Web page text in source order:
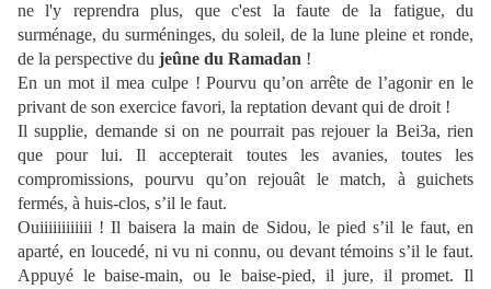
ne l'y reprendra plus, que c'est la faute de la fatigue, du
surménage, du surméninges, du soleil, de la lune pleine et ronde,
de la perspective du jeûne du Ramadan !
En un mot il mea culpe ! Pourvu qu’on arrête de l’agonir en le
privant de son exercice favori, la reptation devant qui de droit !
Il supplie, demande si on ne pourrait pas rejouer la Bei3a, rien
que pour lui. Il accepterait toutes les avanies, toutes les
compromissions, pourvu qu’on rejouât le match, à guichets
fermés, à huis-clos, s’il le faut.
Ouiiiiiiiiiiii ! Il baisera la main de Sidou, le pied s’il le faut, en
aparté, en loucedé, ni vu ni connu, ou devant témoins s’il le faut.
Appuyé le baise-main, ou le baise-pied, il jure, il promet. Il